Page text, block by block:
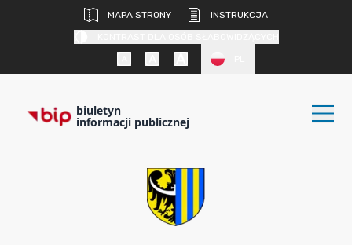
MAPA STRONY
INSTRUKCJA
biuletyn
informacji publicznej